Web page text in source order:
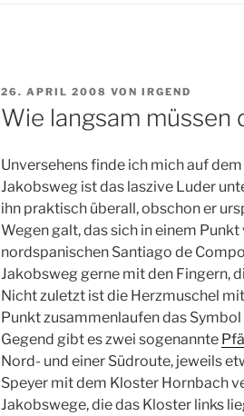
VERÖFFENTLICHT
AM
26. APRIL 2008 VON IRGEND
Wie langsam müssen
Unversehens finde ich mich auf
Jakobsweg ist das laszive Luder
ihn praktisch überall, obschon er
Wegen galt, das sich in einem
nordspanischen Santiago de
Jakobsweg gerne mit den Fingern,
Nicht zuletzt ist die Herzmuschel
Punkt zusammenlaufen das
Gegend gibt es zwei sogenannte
Nord- und einer Südroute, jeweils
Speyer mit dem Kloster Hornbach
Jakobswege, die das Kloster links